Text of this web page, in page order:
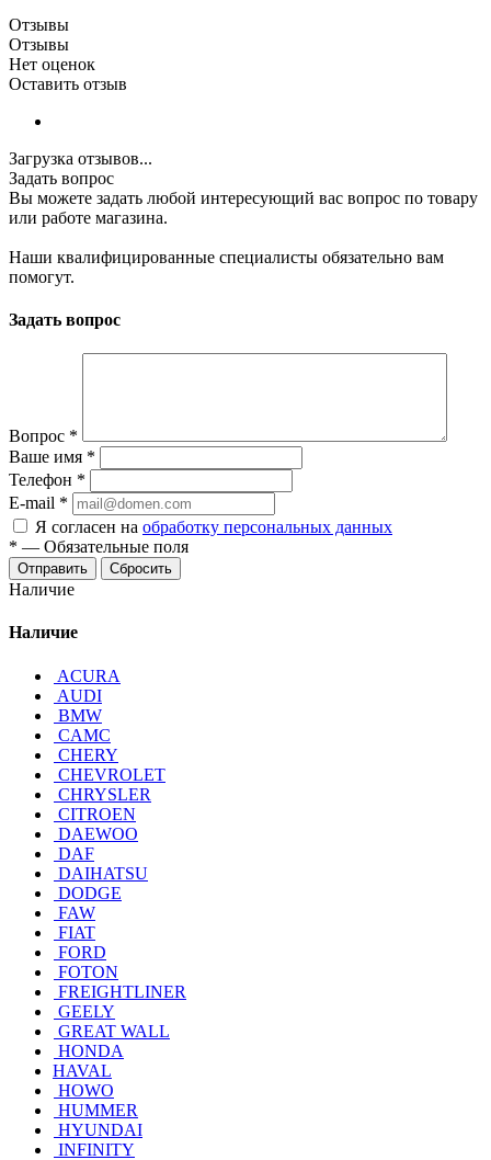
Отзывы
Отзывы
Нет оценок
Оставить отзыв
Загрузка отзывов...
Задать вопрос
Вы можете задать любой интересующий вас вопрос по товару
или работе магазина.
Наши квалифицированные специалисты обязательно вам
помогут.
Задать вопрос
Вопрос *
Ваше имя *
Телефон *
E-mail *
Я согласен на обработку персональных данных
* — Обязательные поля
Отправить Сбросить
Наличие
Наличие
ACURA
AUDI
BMW
CAMC
CHERY
CHEVROLET
CHRYSLER
CITROEN
DAEWOO
DAF
DAIHATSU
DODGE
FAW
FIAT
FORD
FOTON
FREIGHTLINER
GEELY
GREAT WALL
HONDA
HAVAL
HOWO
HUMMER
HYUNDAI
INFINITY